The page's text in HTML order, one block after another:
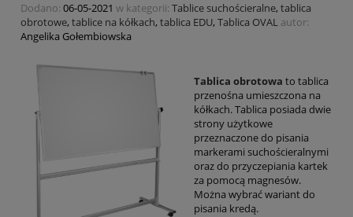
Dodano: 06-05-2021 w kategorii: Tablice suchościeralne, tablica
obrotowe, tablice na kółkach, tablica EDU, Tablica OVAL autor:
Angelika Gołembiowska
Tablica obrotowa to tablica
przenośna umieszczona na
kółkach. Tablica posiada dwie
strony użytkowe
przeznaczone do pisania
markerami suchościeralnymi
oraz do przyczepiania kartek
za pomocą magnesów.
Można wybrać wariant do
pisania kredą.